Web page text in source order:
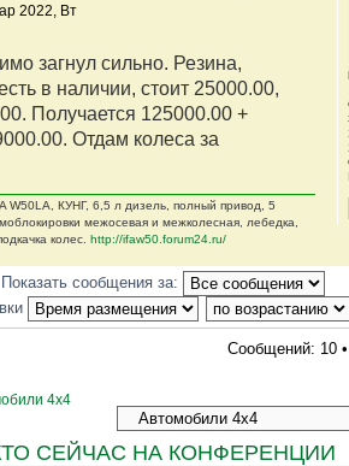
2022, Вт
загнул сильно. Резина,
в наличии, стоит 25000.00,
Получается 125000.00 +
Отдам колеса за
W50LA, КУНГ, 6,5 л дизель, полный привод, 5
межосевая и межколесная, лебедка,
колес. http://ifaw50.forum24.ru/
Показать сообщения за:
Сообщений: 10
4х4
СЕЙЧАС НА КОНФЕРЕНЦИИ